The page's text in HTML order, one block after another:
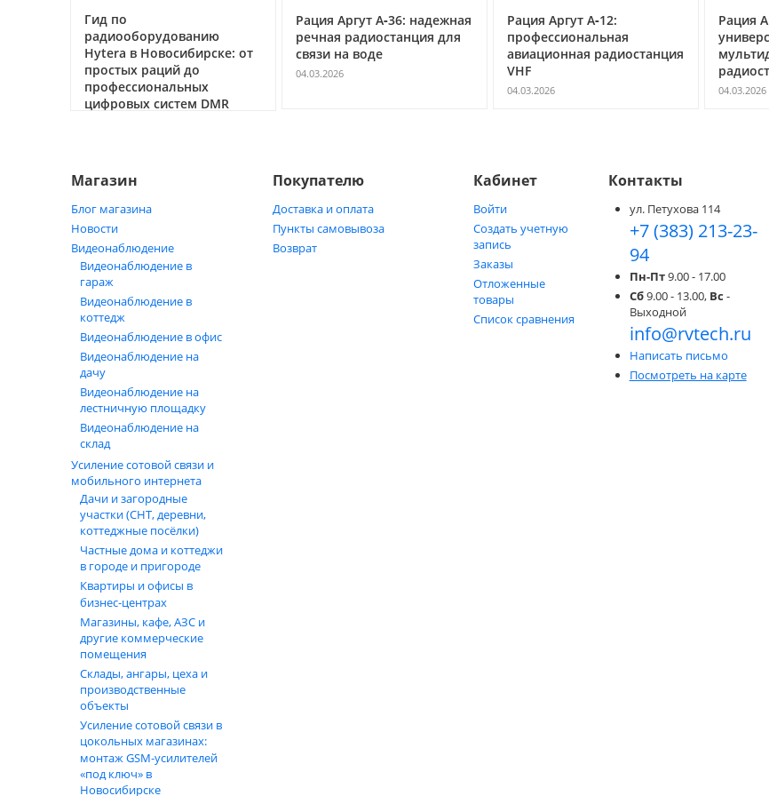
Гид по
радиооборудованию
Hytera в Новосибирске: от
простых раций до
профессиональных
цифровых систем DMR
Рация Аргут А‑36: надежная
речная радиостанция для
связи на воде
04.03.2026
Рация Аргут А‑12:
профессиональная
авиационная радиостанция
VHF
04.03.2026
Рация
04.03.2026
Магазин
Блог магазина
Новости
Видеонаблюдение
Видеонаблюдение в
гараж
Видеонаблюдение в
коттедж
Видеонаблюдение в офис
Видеонаблюдение на
дачу
Видеонаблюдение на
лестничную площадку
Видеонаблюдение на
склад
Усиление сотовой связи и
мобильного интернета
Дачи и загородные
участки (СНТ, деревни,
коттеджные посёлки)
Частные дома и коттеджи
в городе и пригороде
Квартиры и офисы в
бизнес‑центрах
Магазины, кафе, АЗС и
другие коммерческие
помещения
Склады, ангары, цеха и
производственные
объекты
Усиление сотовой связи в
цокольных магазинах:
монтаж GSM‑усилителей
«под ключ» в
Новосибирске
Покупателю
Доставка и оплата
Пункты самовывоза
Возврат
Кабинет
Войти
Создать учетную
запись
Заказы
Отложенные
товары
Список сравнения
Контакты
ул. Петухова 114
+7 (383) 213-23-
94
Пн-Пт9.00 - 17.00
Сб9.00 - 13.00, Вс -
Выходной
info@rvtech.ru
Написать письмо
Посмотреть на карте